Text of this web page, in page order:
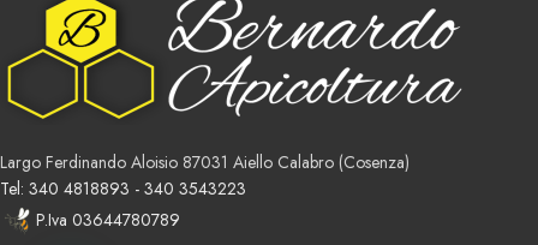
Largo Ferdinando Aloisio 87031 Aiello Calabro (Cosenza)
Tel: 340 4818893 - 340 3543223
P.Iva 03644780789